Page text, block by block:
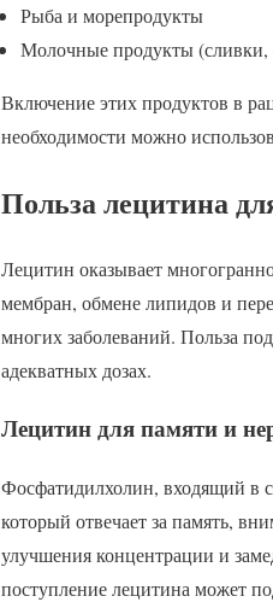
Рыба и морепродукты
Молочные продукты
Включение этих продуктов в
необходимости можно
Польза лецитина
Лецитин оказывает
мембран, обмене липидов и
многих заболеваний. Польза
адекватных дозах.
Лецитин для памяти и
Фосфатидилхолин, входящий в
который отвечает за память,
улучшения концентрации и
поступление лецитина может